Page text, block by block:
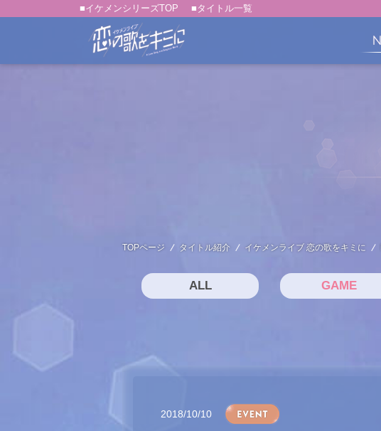
■イケメンシリーズTOP ■タイトル一覧
TOPページ タイトル紹介 イケメンライブ 恋の歌をキミに
ALL GAME
2018/10/10